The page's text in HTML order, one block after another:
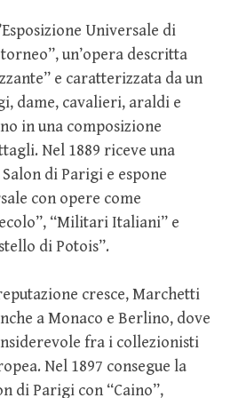
Universale di
un’opera descritta
e caratterizzata da un
dame, cavalieri, araldi e
in una composizione
Nel 1889 riceve una
di Parigi e espone
con opere come
“Militari Italiani” e
di Potois”.
cresce, Marchetti
a Monaco e Berlino, dove
fra i collezionisti
Nel 1897 consegue la
di Parigi con “Caino”,